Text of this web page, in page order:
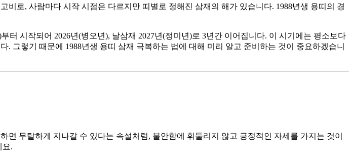
로, 사람마다 시작 시점은 다르지만 띠별로 정해진 삼재의 해가 있습니다. 1988년생 용띠의 경
시작되어 2026년(병오년), 날삼재 2027년(정미년)로 3년간 이어집니다. 이 시기에는 평소보다
그렇기 때문에 1988년생 용띠 삼재 극복하는 법에 대해 미리 알고 준비하는 것이 중요하겠습니
무탈하게 지나갈 수 있다는 속설처럼, 불안함에 휘둘리지 않고 긍정적인 자세를 가지는 것이
요.